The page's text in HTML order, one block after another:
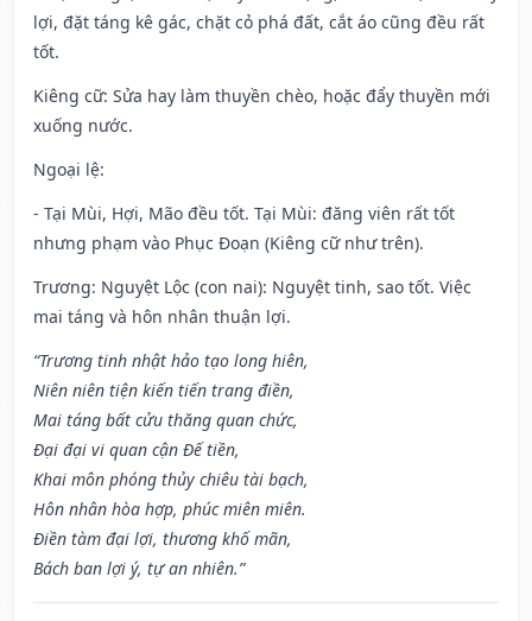
lợi, đặt táng kê gác, chặt cỏ phá đất, cắt áo cũng đều rất
tốt.
Kiêng cữ: Sửa hay làm thuyền chèo, hoặc đẩy thuyền mới
xuống nước.
Ngoại lệ:
- Tại Mùi, Hợi, Mão đều tốt. Tại Mùi: đăng viên rất tốt
nhưng phạm vào Phục Đoạn (Kiêng cữ như trên).
Trương: Nguyệt Lộc (con nai): Nguyệt tinh, sao tốt. Việc
mai táng và hôn nhân thuận lợi.
“Trương tinh nhật hảo tạo long hiên,
Niên niên tiện kiến tiến trang điền,
Mai táng bất cửu thăng quan chức,
Đại đại vi quan cận Đế tiền,
Khai môn phóng thủy chiêu tài bạch,
Hôn nhân hòa hợp, phúc miên miên.
Điền tàm đại lợi, thương khố mãn,
Bách ban lợi ý, tự an nhiên.”